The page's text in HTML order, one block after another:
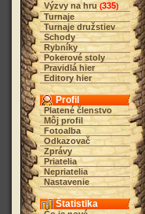
Výzvy na hru (335)
Turnaje
Turnaje družstiev
Schody
Rybníky
Pokerové stoly
Pravidlá hier
Editory hier
Profil
Platené členstvo
Môj profil
Fotoalba
Odkazovač
Zprávy
Priatelia
Nepriatelia
Nastavenie
Štatistika